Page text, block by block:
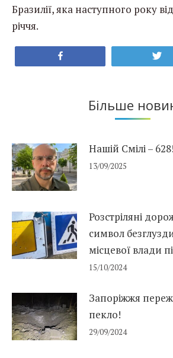
Бразилії, яка наступного року
річчя.
Більше
Нашій Смілі – 628!
13/09/2025
Розстріляні
символ
місцевої влади
15/10/2024
Запоріжжя
пекло!
29/09/2024